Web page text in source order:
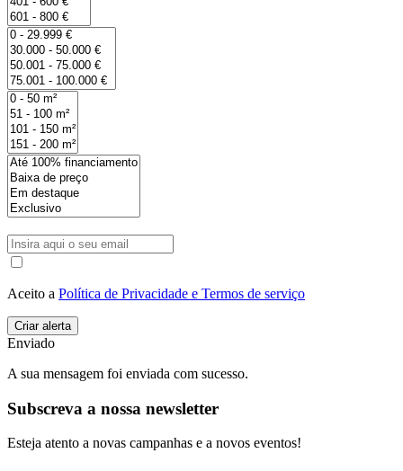
Aceito a Política de Privacidade e Termos de serviço
Enviado
A sua mensagem foi enviada com sucesso.
Subscreva a nossa newsletter
Esteja atento a novas campanhas e a novos eventos!